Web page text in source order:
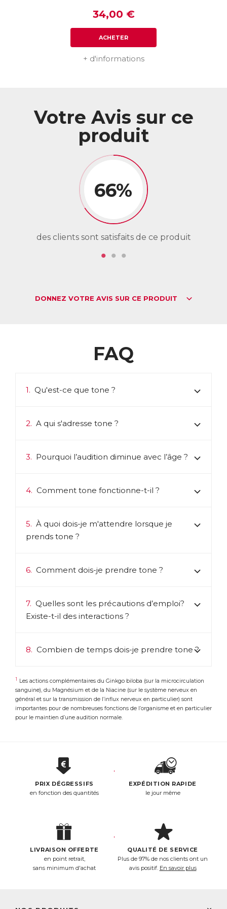
34,00 €
ACHETER
+ d'informations
Votre Avis sur ce
produit
66%
des clients sont satisfaits de ce produit
DONNEZ VOTRE AVIS SUR CE PRODUIT
FAQ
1. Qu'est-ce que tone ?
2. A qui s'adresse tone ?
3. Pourquoi l’audition diminue avec l’âge ?
4. Comment tone fonctionne-t-il ?
5. À quoi dois-je m'attendre lorsque je
prends tone ?
6. Comment dois-je prendre tone ?
7. Quelles sont les précautions d’emploi?
Existe-t-il des interactions ?
8. Combien de temps dois-je prendre tone ?
1
Les actions complémentaires du Ginkgo biloba (sur la microcirculation
sanguine), du Magnésium et de la Niacine (sur le système nerveux en
général et sur la transmission de l’influx nerveux en particulier) sont
importantes pour de nombreuses fonctions de l’organisme et en particulier
pour le maintien d’une audition normale.
PRIX DÉGRESSIFS
en fonction des quantités
EXPÉDITION RAPIDE
le jour même
LIVRAISON OFFERTE
en point retrait,
sans minimum d'achat
QUALITÉ DE SERVICE
Plus de 97% de nos clients ont un
avis positif. En savoir plus